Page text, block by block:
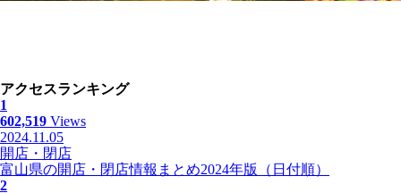
アクセスランキング
1
602,519 Views
2024.11.05
開店・閉店
富山県の開店・閉店情報まとめ2024年版（日付順）
2